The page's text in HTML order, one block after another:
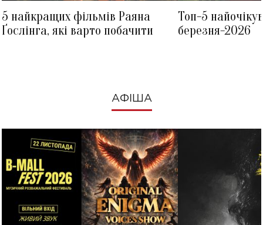
5 найкращих фільмів Раяна
Ґослінга, які варто побачити
Топ-5
березня-2026
АФІША